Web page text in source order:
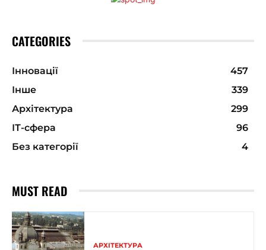
CATEGORIES
Інновації
457
Інше
339
Архітектура
299
ІТ-сфера
96
Без категорії
4
MUST READ
АРХІТЕКТУРА